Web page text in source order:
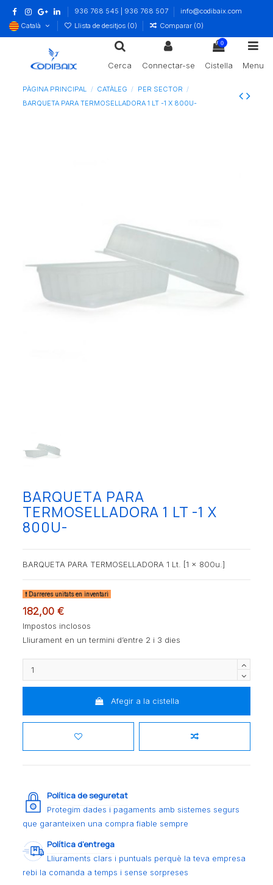
936 768 545 | 936 768 507
info@codibaix.com
Català
Llista de desitjos (0) Comparar (0)
Cerca Connectar-se
0
Cistella Menu
PÀGINA PRINCIPAL CATÀLEG
PER SECTOR
BARQUETA PARA TERMOSELLADORA 1 LT -1 X 800U-
BARQUETA PARA
TERMOSELLADORA 1 LT -1 X
800U-
BARQUETA PARA TERMOSELLADORA 1 Lt. [1 x 800u.]
Darreres unitats en inventari
182,00 €
Impostos inclosos
Lliurament en un termini d’entre 2 i 3 dies
Afegir a la cistella
Política de seguretat
Protegim dades i pagaments amb sistemes segurs
que garanteixen una compra fiable sempre
Política d’entrega
Lliuraments clars i puntuals perquè la teva empresa
rebi la comanda a temps i sense sorpreses